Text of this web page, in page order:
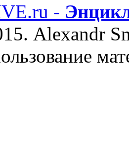
-
Alexandr